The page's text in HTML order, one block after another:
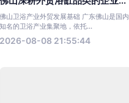
佛山卫浴产业外贸发展基础 广东佛山是国内
知名的卫浴产业集聚地，依托...
2026-08-08 21:55:44